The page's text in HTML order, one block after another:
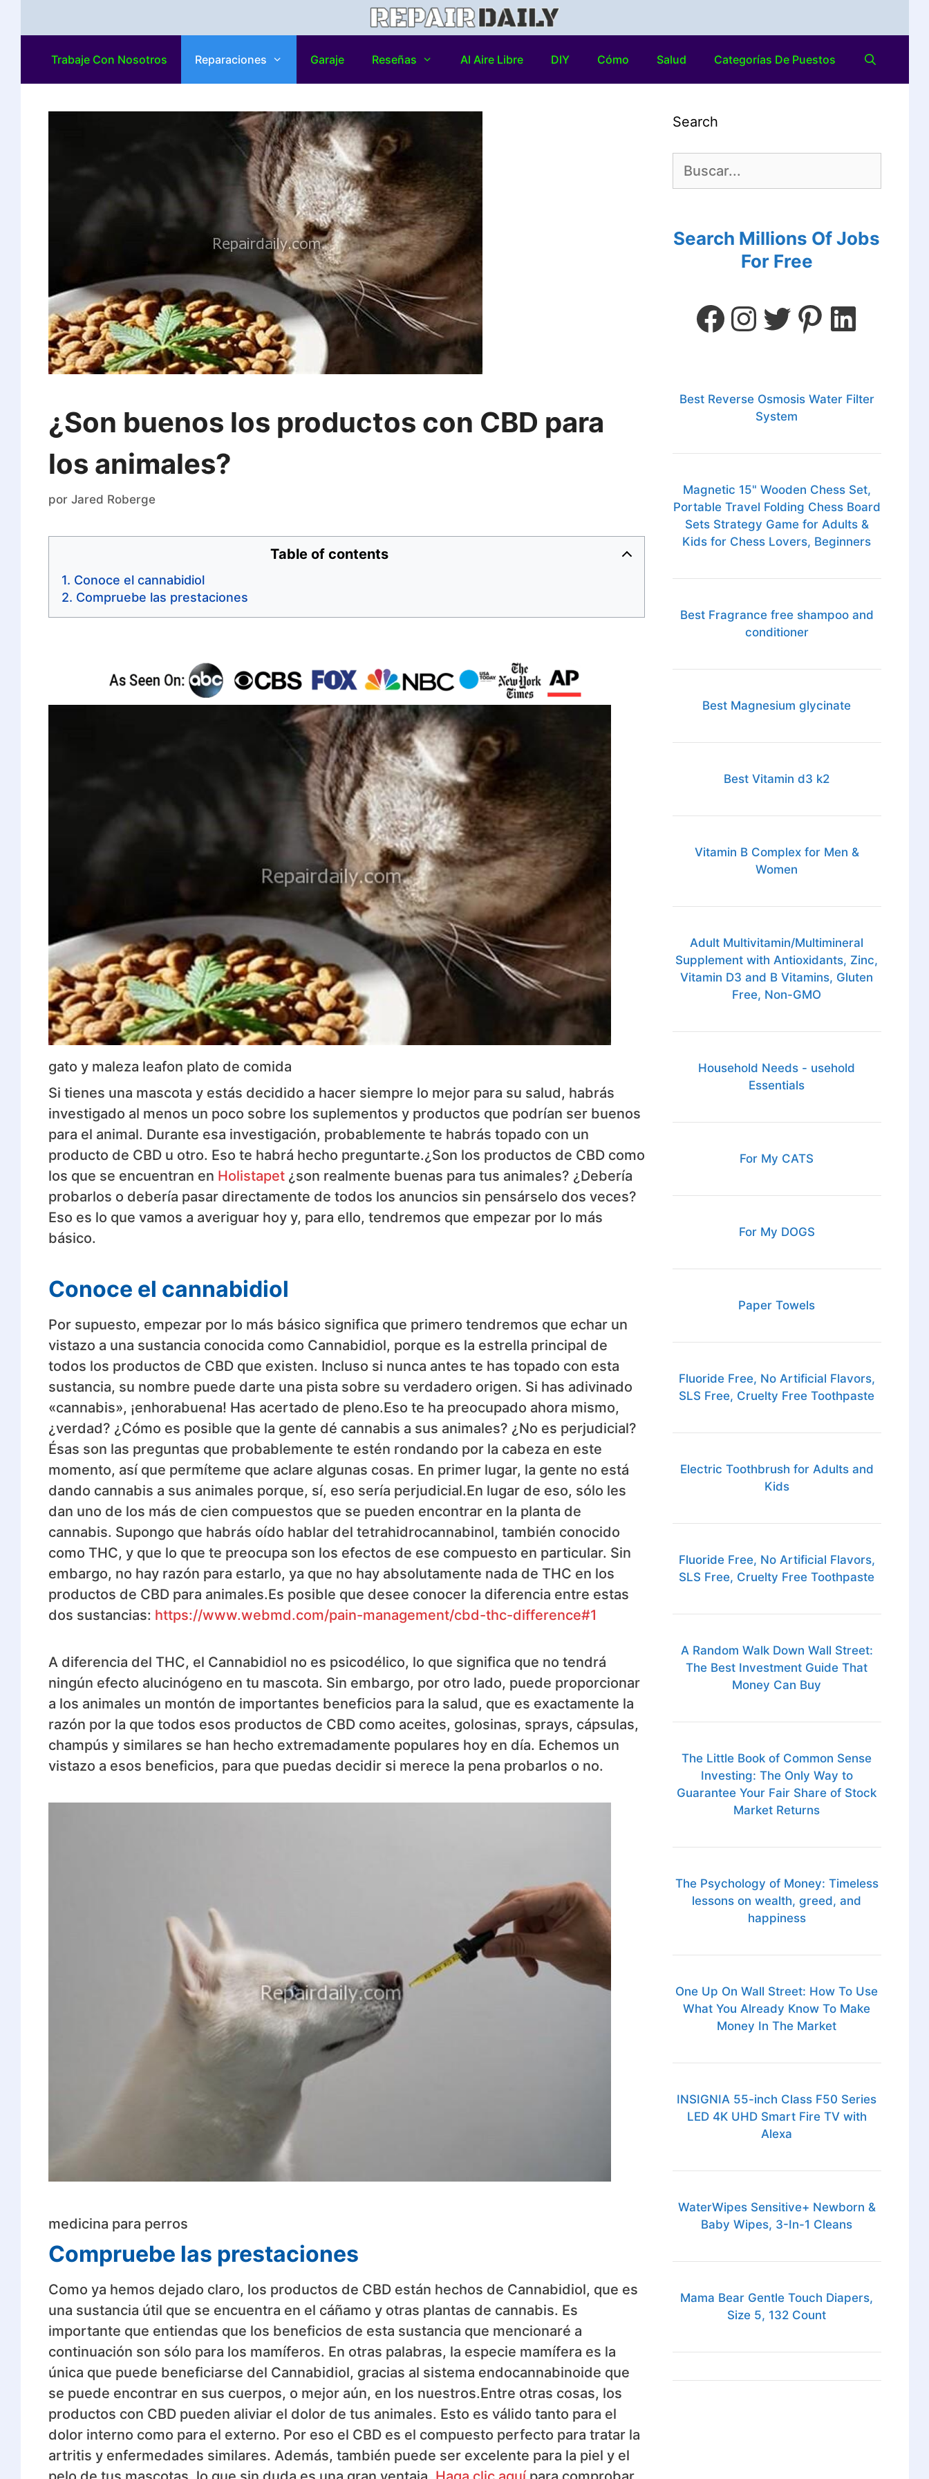
Trabaje Con Nosotros Reparaciones Garaje Reseñas Al Aire Libre DIY Cómo Salud Categorías De Puestos
¿Son buenos los productos con CBD para
los animales?
por Jared Roberge
Table of contents
Conoce el cannabidiol
Compruebe las prestaciones
gato y maleza leafon plato de comida
Si tienes una mascota y estás decidido a hacer siempre lo mejor para su salud, habrás
investigado al menos un poco sobre los suplementos y productos que podrían ser buenos
para el animal. Durante esa investigación, probablemente te habrás topado con un
producto de CBD u otro. Eso te habrá hecho preguntarte.¿Son los productos de CBD como
los que se encuentran en Holistapet¿son realmente buenas para tus animales? ¿Debería
probarlos o debería pasar directamente de todos los anuncios sin pensárselo dos veces?
Eso es lo que vamos a averiguar hoy y, para ello, tendremos que empezar por lo más
básico.
Conoce el cannabidiol
Por supuesto, empezar por lo más básico significa que primero tendremos que echar un
vistazo a una sustancia conocida como Cannabidiol, porque es la estrella principal de
todos los productos de CBD que existen. Incluso si nunca antes te has topado con esta
sustancia, su nombre puede darte una pista sobre su verdadero origen. Si has adivinado
«cannabis», ¡enhorabuena! Has acertado de pleno.Eso te ha preocupado ahora mismo,
¿verdad? ¿Cómo es posible que la gente dé cannabis a sus animales? ¿No es perjudicial?
Ésas son las preguntas que probablemente te estén rondando por la cabeza en este
momento, así que permíteme que aclare algunas cosas. En primer lugar, la gente no está
dando cannabis a sus animales porque, sí, eso sería perjudicial.En lugar de eso, sólo les
dan uno de los más de cien compuestos que se pueden encontrar en la planta de
cannabis. Supongo que habrás oído hablar del tetrahidrocannabinol, también conocido
como THC, y que lo que te preocupa son los efectos de ese compuesto en particular. Sin
embargo, no hay razón para estarlo, ya que no hay absolutamente nada de THC en los
productos de CBD para animales.Es posible que desee conocer la diferencia entre estas
dos sustancias: https://www.webmd.com/pain-management/cbd-thc-difference#1
A diferencia del THC, el Cannabidiol no es psicodélico, lo que significa que no tendrá
ningún efecto alucinógeno en tu mascota. Sin embargo, por otro lado, puede proporcionar
a los animales un montón de importantes beneficios para la salud, que es exactamente la
razón por la que todos esos productos de CBD como aceites, golosinas, sprays, cápsulas,
champús y similares se han hecho extremadamente populares hoy en día. Echemos un
vistazo a esos beneficios, para que puedas decidir si merece la pena probarlos o no.
medicina para perros
Compruebe las prestaciones
Como ya hemos dejado claro, los productos de CBD están hechos de Cannabidiol, que es
una sustancia útil que se encuentra en el cáñamo y otras plantas de cannabis. Es
importante que entiendas que los beneficios de esta sustancia que mencionaré a
continuación son sólo para los mamíferos. En otras palabras, la especie mamífera es la
única que puede beneficiarse del Cannabidiol, gracias al sistema endocannabinoide que
se puede encontrar en sus cuerpos, o mejor aún, en los nuestros.Entre otras cosas, los
productos con CBD pueden aliviar el dolor de tus animales. Esto es válido tanto para el
dolor interno como para el externo. Por eso el CBD es el compuesto perfecto para tratar la
artritis y enfermedades similares. Además, también puede ser excelente para la piel y el
Search
Search Millions Of Jobs
For Free
Best Reverse Osmosis Water Filter
System
Magnetic 15" Wooden Chess Set,
Portable Travel Folding Chess Board
Sets Strategy Game for Adults &
Kids for Chess Lovers, Beginners
Best Fragrance free shampoo and
conditioner
Best Magnesium glycinate
Best Vitamin d3 k2
Vitamin B Complex for Men &
Women
Adult Multivitamin/Multimineral
Supplement with Antioxidants, Zinc,
Vitamin D3 and B Vitamins, Gluten
Free, Non-GMO
Household Needs - usehold
Essentials
For My CATS
For My DOGS
Paper Towels
Fluoride Free, No Artificial Flavors,
SLS Free, Cruelty Free Toothpaste
Electric Toothbrush for Adults and
Kids
Fluoride Free, No Artificial Flavors,
SLS Free, Cruelty Free Toothpaste
A Random Walk Down Wall Street:
The Best Investment Guide That
Money Can Buy
The Little Book of Common Sense
Investing: The Only Way to
Guarantee Your Fair Share of Stock
Market Returns
The Psychology of Money: Timeless
lessons on wealth, greed, and
happiness
One Up On Wall Street: How To Use
What You Already Know To Make
Money In The Market
INSIGNIA 55-inch Class F50 Series
LED 4K UHD Smart Fire TV with
Alexa
WaterWipes Sensitive+ Newborn &
Baby Wipes, 3-In-1 Cleans
Mama Bear Gentle Touch Diapers,
Size 5, 132 Count